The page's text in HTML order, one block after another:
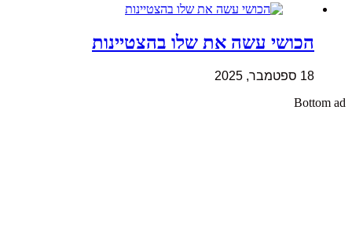
הכושי עשה את שלו בהצטיינות
18 ספטמבר, 2025
Bottom ad